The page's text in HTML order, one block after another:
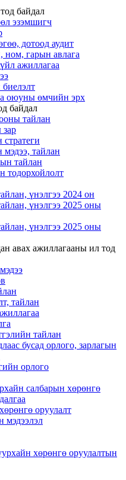
байдал
эзэмшигч
дотоод аудит
ном, гарын авлага
ажиллагаа
биелэлт
оюуны өмчийн эрх
байдал
тайлан
тайлан
тайлан
тодорхойлолт
үнэлгээ 2024 он
үнэлгээ 2025 оны
үнэлгээ 2025 оны
авах ажиллагааны ил тод
тайлан
тайлан
бусад орлого, зарлагын
орлого
салбарын хөрөнгө
оруулалт
мэдээлэл
хөрөнгө оруулалтын